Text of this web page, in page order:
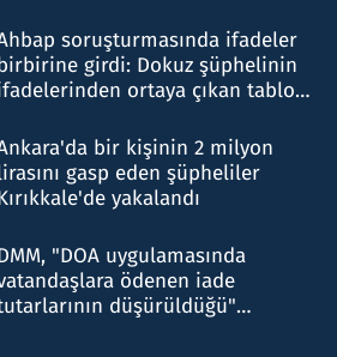
soruşturmasında ifadeler
girdi: Dokuz şüphelinin
ortaya çıkan tablo
bir kişinin 2 milyon
gasp eden şüpheliler
yakalandı
"DOA uygulamasında
ödenen iade
düşürüldüğü"